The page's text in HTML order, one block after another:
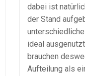
dabei ist
der Stand
ideal
brauchen
Aufteilung als